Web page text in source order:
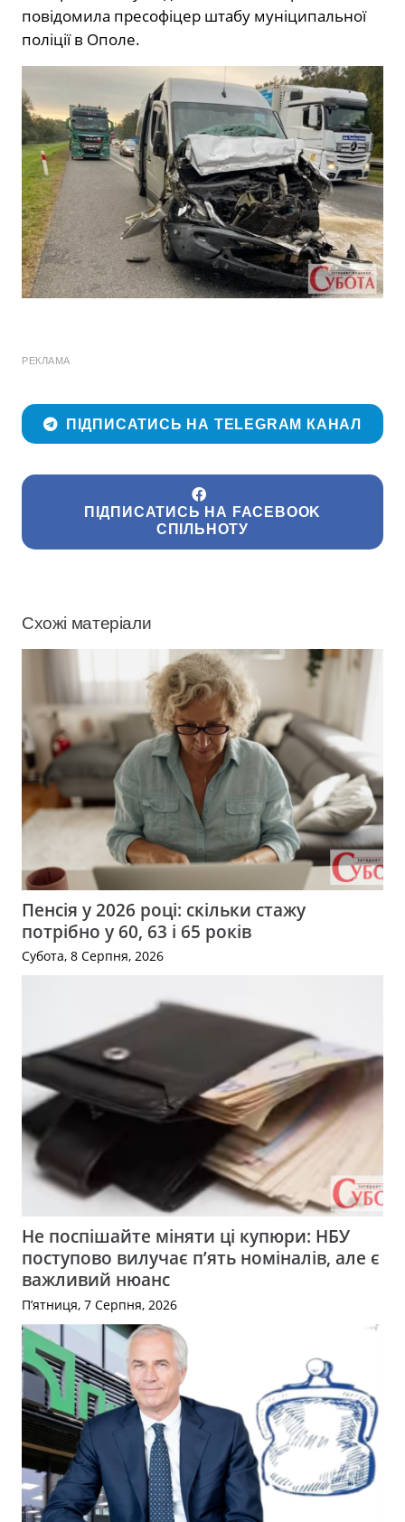
повідомила пресофіцер штабу муніципальної
поліції в Ополе.
РЕКЛАМА
ПІДПИСАТИСЬ НА TELEGRAM КАНАЛ
ПІДПИСАТИСЬ НА FACEBOOK
СПІЛЬНОТУ
Схожі матеріали
Пенсія у 2026 році: скільки стажу
потрібно у 60, 63 і 65 років
Субота, 8 Серпня, 2026
Не поспішайте міняти ці купюри: НБУ
поступово вилучає п’ять номіналів, але є
важливий нюанс
П’ятниця, 7 Серпня, 2026